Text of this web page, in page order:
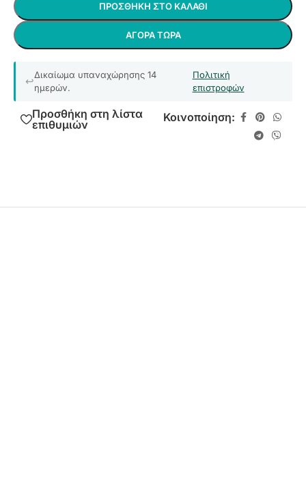
ΠΡΟΣΘΉΚΗ ΣΤΟ ΚΑΛΆΘΙ
ΑΓΟΡΆ ΤΏΡΑ
Δικαίωμα υπαναχώρησης 14
ημερών.
Πολιτική
επιστροφών
Προσθήκη στη λίστα
επιθυμιών
Κοινοποίηση: